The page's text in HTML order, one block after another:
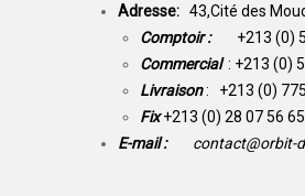
Adresse: 43,Cité des
Comptoir : +213 (0)
Commercial : +213 (0)
Livraison: +213 (0)
Fix +213 (0) 28 07 56 65
E-mail :
contact@orbit-